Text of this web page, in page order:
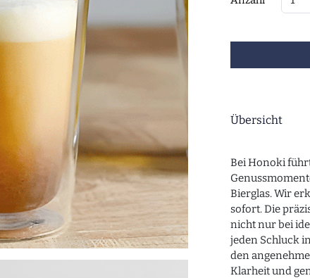
Übersicht
Bei Honoki
Bierglas. Wir
sofort. Die
nicht nur bei
jeden Schluck
den
Klarheit und